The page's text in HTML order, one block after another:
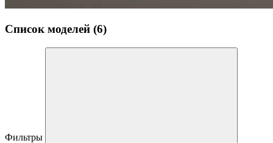
Список моделей (6)
Фильтры